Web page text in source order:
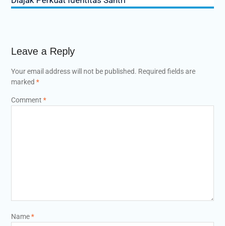
Leave a Reply
Your email address will not be published. Required fields are
marked *
Comment *
Name*